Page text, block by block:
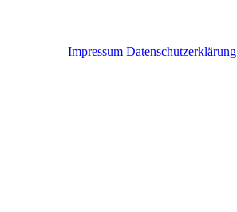
Impressum Datenschutzerklärung